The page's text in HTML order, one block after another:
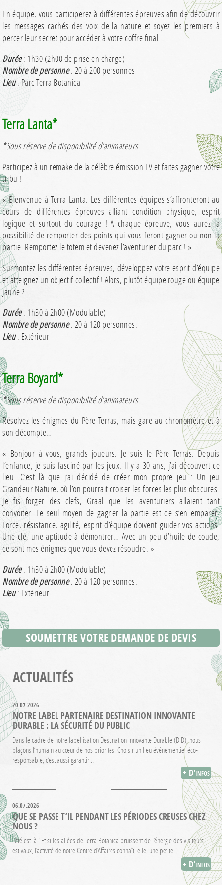
En équipe, vous participerez à différentes épreuves afin de découvrir
les messages cachés des voix de la nature et soyez les premiers à
percer leur secret pour accéder à votre coffre final.
Durée: 1h30 (2h00 de prise en charge)
Nombre de personne: 20 à 200 personnes
Lieu: Parc Terra Botanica
Terra Lanta*
*Sous réserve de disponibilité d’animateurs
Participez à un remake de la célèbre émission TV et faites gagner votre
tribu !
« Bienvenue à Terra Lanta. Les différentes équipes s’affronteront au
cours de différentes épreuves alliant condition physique, esprit
logique et surtout du courage ! A chaque épreuve, vous aurez la
possibilité de remporter des points qui vous feront gagner ou non la
partie. Remportez le totem et devenez l’aventurier du parc ! »
Surmontez les différentes épreuves, développez votre esprit d’équipe
et atteignez un objectif collectif ! Alors, plutôt équipe rouge ou équipe
jaune ?
Durée: 1h30 à 2h00 (Modulable)
Nombre de personne: 20 à 120 personnes.
Lieu: Extérieur
Terra Boyard*
*Sous réserve de disponibilité d’animateurs
Résolvez les énigmes du Père Terras, mais gare au chronomètre et à
son décompte…
« Bonjour à vous, grands joueurs. Je suis le Père Terras. Depuis
l’enfance, je suis fasciné par les jeux. Il y a 30 ans, j’ai découvert ce
lieu. C’est là que j’ai décidé de créer mon propre jeu : Un jeu
Grandeur Nature, où l’on pourrait croiser les forces les plus obscures.
Je fis forger des clefs, Graal que les aventuriers allaient tant
convoiter. Le seul moyen de gagner la partie est de s’en emparer.
Force, résistance, agilité, esprit d’équipe doivent guider vos actions.
Une clé, une aptitude à démontrer… Avec un peu d’huile de coude,
ce sont mes énigmes que vous devez résoudre. »
Durée: 1h30 à 2h00 (Modulable)
Nombre de personne: 20 à 120 personnes.
Lieu: Extérieur
SOUMETTRE VOTRE DEMANDE DE DEVIS
ACTUALITÉS
20.07.2026
NOTRE LABEL PARTENAIRE DESTINATION INNOVANTE
DURABLE : LA SÉCURITÉ DU PUBLIC
Dans le cadre de notre labellisation Destination Innovante Durable (DID), nous
plaçons l’humain au cœur de nos priorités. Choisir un lieu événementiel éco-
responsable, c’est aussi garantir…
+ D'infos
06.07.2026
QUE SE PASSE T’IL PENDANT LES PÉRIODES CREUSES CHEZ
NOUS ?
L’été est là ! Et si les allées de Terra Botanica bruissent de l’énergie des visiteurs
estivaux, l’activité de notre Centre d’Affaires connaît, elle, une petite…
+ D'infos